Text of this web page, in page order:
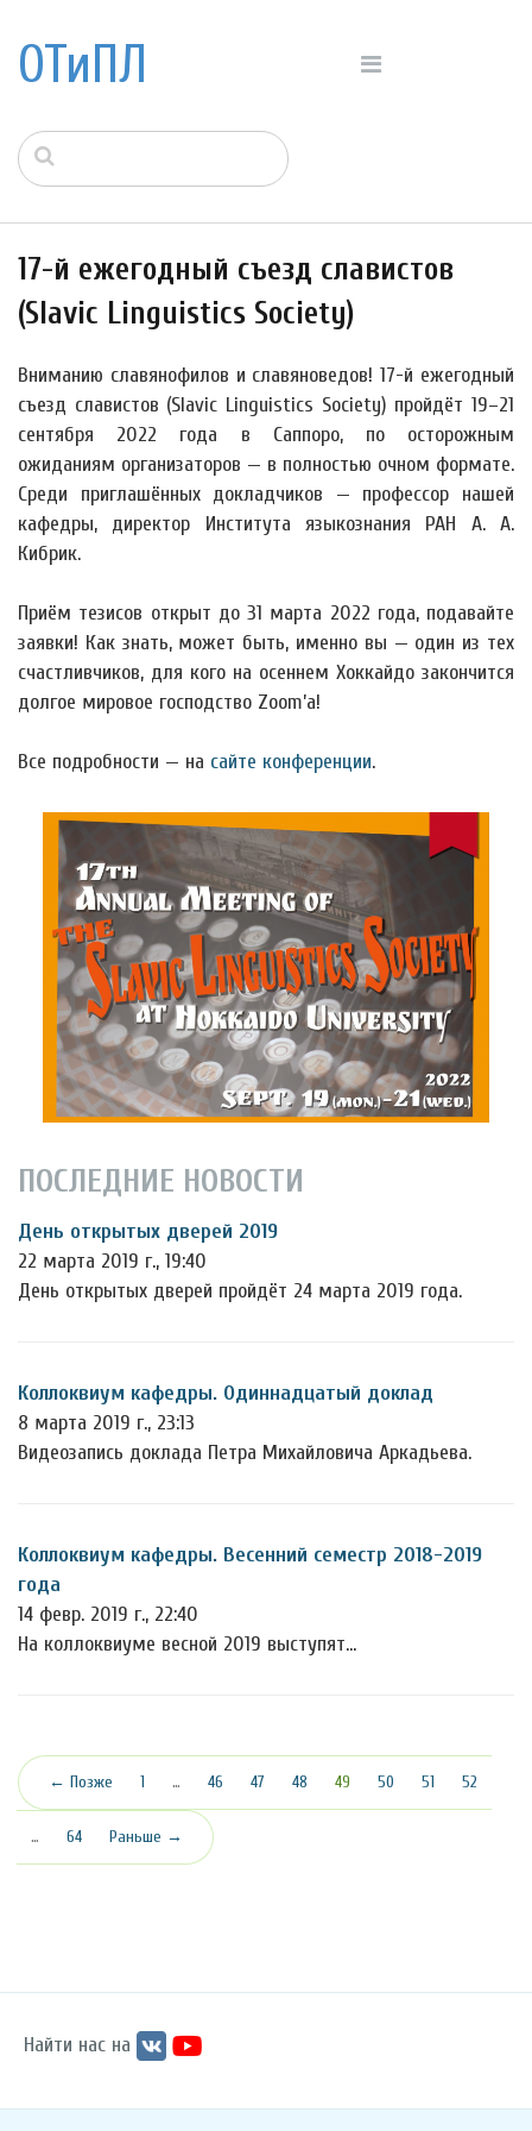
ОТиПЛ
17-й ежегодный съезд славистов
(Slavic Linguistics Society)
Вниманию славянофилов и славяноведов! 17-й ежегодный
съезд славистов (Slavic Linguistics Society) пройдёт 19–21
сентября 2022 года в Саппоро, по осторожным
ожиданиям организаторов — в полностью очном формате.
Среди приглашённых докладчиков — профессор нашей
кафедры, директор Института языкознания РАН А. А.
Кибрик.
Приём тезисов открыт до 31 марта 2022 года, подавайте
заявки! Как знать, может быть, именно вы — один из тех
счастливчиков, для кого на осеннем Хоккайдо закончится
долгое мировое господство Zoom’а!
Все подробности — на сайте конференции.
ПОСЛЕДНИЕ НОВОСТИ
День открытых дверей 2019
22 марта 2019 г., 19:40
День открытых дверей пройдёт 24 марта 2019 года.
Коллоквиум кафедры. Одиннадцатый доклад
8 марта 2019 г., 23:13
Видеозапись доклада Петра Михайловича Аркадьева.
Коллоквиум кафедры. Весенний семестр 2018-2019
года
14 февр. 2019 г., 22:40
На коллоквиуме весной 2019 выступят...
← Позже 1 … 46 47 48 49 (текущая)
50 51 52
… 64 Раньше →
Найти нас на